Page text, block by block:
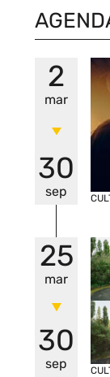
2
mar
30
sep
25
mar
30
sep